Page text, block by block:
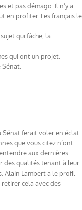
et pas démago. Il n’y a
en profiter. Les français le
qui fâche, la
qui ont un projet.
Sénat ferait voler en éclat
que vous citez n’ont
aux dernières
des qualités tenant à leur
Alain Lambert a le profil
cela avec des